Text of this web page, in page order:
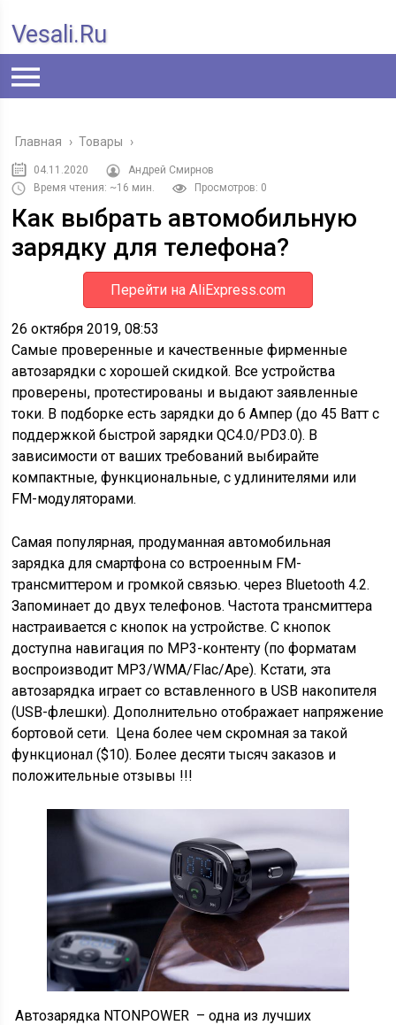
Vesali.ru
Главная › Товары ›
04.11.2020
Андрей Смирнов
Время чтения: ~16 мин.
Просмотров: 0
Как выбрать автомобильную
зарядку для телефона?
Перейти на AliExpress.com
26 октября 2019, 08:53
Самые проверенные и качественные фирменные
автозарядки с хорошей скидкой. Все устройства
проверены, протестированы и выдают заявленные
токи. В подборке есть зарядки до 6 Ампер (до 45 Ватт с
поддержкой быстрой зарядки QC4.0/PD3.0). В
зависимости от ваших требований выбирайте
компактные, функциональные, с удлинителями или
FM-модуляторами.
Самая популярная, продуманная автомобильная
зарядка для смартфона со встроенным FM-
трансмиттером и громкой связью. через Bluetooth 4.2.
Запоминает до двух телефонов. Частота трансмиттера
настраивается с кнопок на устройстве. С кнопок
доступна навигация по МР3-контенту (по форматам
воспроизводит MP3/WMA/Flac/Ape). Кстати, эта
автозарядка играет со вставленного в USB накопителя
(USB-флешки). Дополнительно отображает напряжение
бортовой сети. Цена более чем скромная за такой
функционал ($10). Более десяти тысяч заказов и
положительные отзывы !!!
Автозарядка NTONPOWER – одна из лучших